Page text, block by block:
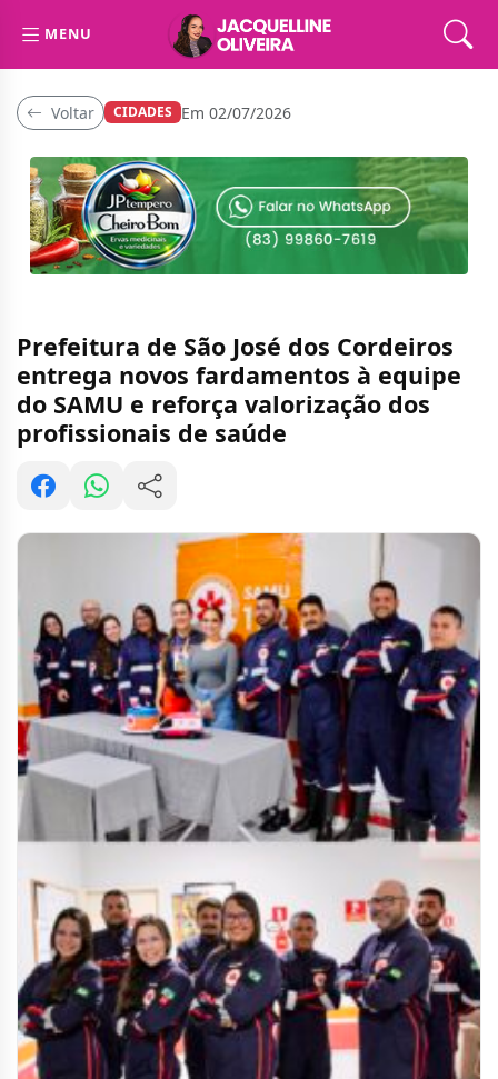
MENU
Voltar CIDADES Em 02/07/2026
Prefeitura de São José dos Cordeiros
entrega novos fardamentos à equipe
do SAMU e reforça valorização dos
profissionais de saúde